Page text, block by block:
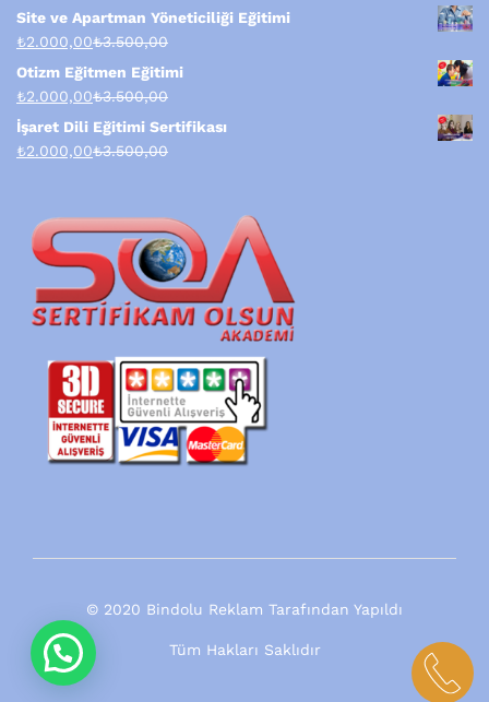
Site ve Apartman Yöneticiliği Eğitimi
₺2.000,00₺3.500,00
Otizm Eğitmen Eğitimi
₺2.000,00₺3.500,00
İşaret Dili Eğitimi Sertifikası
₺2.000,00₺3.500,00
© 2020 Bindolu Reklam Tarafından Yapıldı
Tüm Hakları Saklıdır